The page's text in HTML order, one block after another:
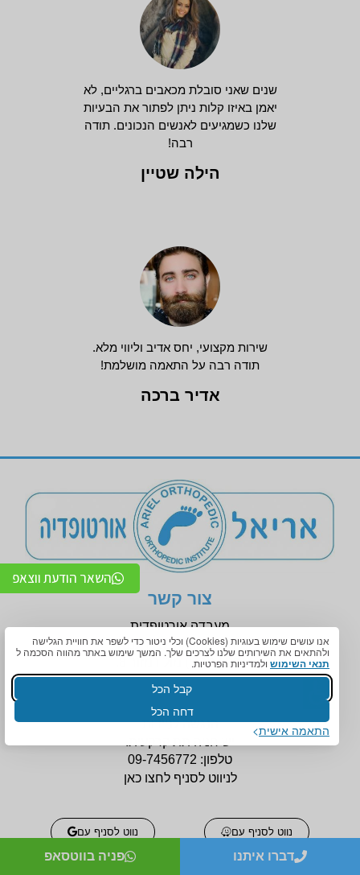
אנו עושים שימוש בעוגיות (Cookies) וכלי ניטור כדי לשפר את חוויית הגלישה
ולהתאים את השירותים שלנו לצרכים שלך. המשך שימוש באתר מהווה הסכמה ל
תנאי השימוש ולמדיניות הפרטיות.
קבל הכל
דחה הכל
התאמה אישית
שנים שאני סובלת מכאבים ברגליים, לא
יאמן באיזו קלות ניתן לפתור את הבעיות
שלנו כשמגיעים לאנשים הנכונים. תודה
רבה!
הילה שטיין
שירות מקצועי, יחס אדיב וליווי מלא.
תודה רבה על התאמה מושלמת!
אדיר ברכה
צור קשר
מעבדה אורטופדית
רחוב אחוזה 124, רעננה
(בנייןמכבי) מול רמזור 8.
הנגשה לניידות
טלפון: 09-7456772
לניווט לסניף לחצו כאן
נווט לסניף עם נווט לסניף עם
השאר הודעת ווצאפ
דברו איתנו פניה בווטסאפ